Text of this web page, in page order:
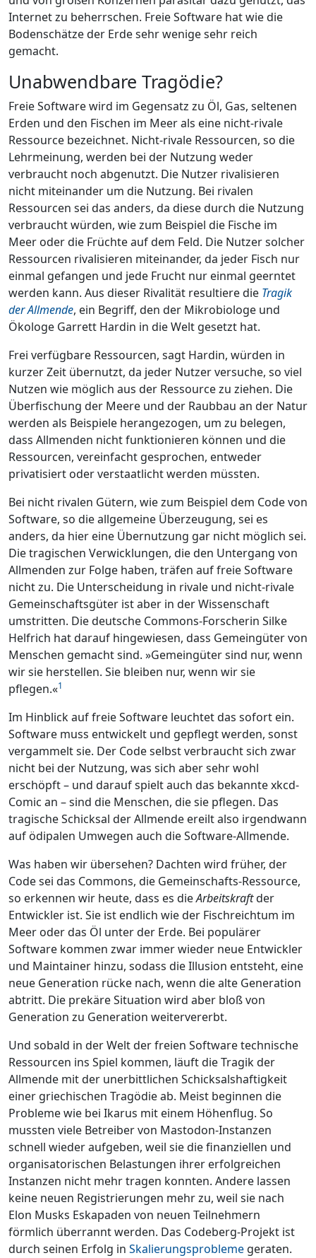
Internet zu beherrschen. Freie Software hat wie die
Bodenschätze der Erde sehr wenige sehr reich
gemacht.
Unabwendbare Tragödie?
Freie Software wird im Gegensatz zu Öl, Gas, seltenen
Erden und den Fischen im Meer als eine nicht-rivale
Ressource bezeichnet. Nicht-rivale Ressourcen, so die
Lehrmeinung, werden bei der Nutzung weder
verbraucht noch abgenutzt. Die Nutzer rivalisieren
nicht miteinander um die Nutzung. Bei rivalen
Ressourcen sei das anders, da diese durch die Nutzung
verbraucht würden, wie zum Beispiel die Fische im
Meer oder die Früchte auf dem Feld. Die Nutzer solcher
Ressourcen rivalisieren miteinander, da jeder Fisch nur
einmal gefangen und jede Frucht nur einmal geerntet
werden kann. Aus dieser Rivalität resultiere die Tragik
der Allmende, ein Begriff, den der Mikrobiologe und
Ökologe Garrett Hardin in die Welt gesetzt hat.
Frei verfügbare Ressourcen, sagt Hardin, würden in
kurzer Zeit übernutzt, da jeder Nutzer versuche, so viel
Nutzen wie möglich aus der Ressource zu ziehen. Die
Überfischung der Meere und der Raubbau an der Natur
werden als Beispiele herangezogen, um zu belegen,
dass Allmenden nicht funktionieren können und die
Ressourcen, vereinfacht gesprochen, entweder
privatisiert oder verstaatlicht werden müssten.
Bei nicht rivalen Gütern, wie zum Beispiel dem Code von
Software, so die allgemeine Überzeugung, sei es
anders, da hier eine Übernutzung gar nicht möglich sei.
Die tragischen Verwicklungen, die den Untergang von
Allmenden zur Folge haben, träfen auf freie Software
nicht zu. Die Unterscheidung in rivale und nicht-rivale
Gemeinschaftsgüter ist aber in der Wissenschaft
umstritten. Die deutsche Commons-Forscherin Silke
Helfrich hat darauf hingewiesen, dass Gemeingüter von
Menschen gemacht sind. »Gemeingüter sind nur, wenn
wir sie herstellen. Sie bleiben nur, wenn wir sie
pflegen.«1
Im Hinblick auf freie Software leuchtet das sofort ein.
Software muss entwickelt und gepflegt werden, sonst
vergammelt sie. Der Code selbst verbraucht sich zwar
nicht bei der Nutzung, was sich aber sehr wohl
erschöpft – und darauf spielt auch das bekannte xkcd-
Comic an – sind die Menschen, die sie pflegen. Das
tragische Schicksal der Allmende ereilt also irgendwann
auf ödipalen Umwegen auch die Software-Allmende.
Was haben wir übersehen? Dachten wird früher, der
Code sei das Commons, die Gemeinschafts-Ressource,
so erkennen wir heute, dass es dieArbeitskraftder
Entwickler ist. Sie ist endlich wie der Fischreichtum im
Meer oder das Öl unter der Erde. Bei populärer
Software kommen zwar immer wieder neue Entwickler
und Maintainer hinzu, sodass die Illusion entsteht, eine
neue Generation rücke nach, wenn die alte Generation
abtritt. Die prekäre Situation wird aber bloß von
Generation zu Generation weitervererbt.
Und sobald in der Welt der freien Software technische
Ressourcen ins Spiel kommen, läuft die Tragik der
Allmende mit der unerbittlichen Schicksalshaftigkeit
einer griechischen Tragödie ab. Meist beginnen die
Probleme wie bei Ikarus mit einem Höhenflug. So
mussten viele Betreiber von Mastodon-Instanzen
schnell wieder aufgeben, weil sie die finanziellen und
organisatorischen Belastungen ihrer erfolgreichen
Instanzen nicht mehr tragen konnten. Andere lassen
keine neuen Registrierungen mehr zu, weil sie nach
Elon Musks Eskapaden von neuen Teilnehmern
förmlich überrannt werden. Das Codeberg-Projekt ist
durch seinen Erfolg in Skalierungsprobleme geraten.